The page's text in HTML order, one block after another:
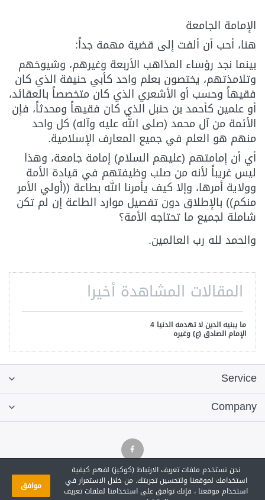
الإمامة الجامعة
هنا، أحب أن ألفت إلى قضية مهمة جداً:
بينما نجد رؤساء المذاهب الأربعة وغيرهم، وشيوخهم
وتلامذتهم، يختصون بعلم واحد كأبي حنيفة الذي كان
فقيهاً وحسب أو الأشعري الذي كان متخصصاً بالعقائد،
أو علمين كأحمد بن حنبل الذي كان فقيهاً ومحدثاً، فإن
الأئمة من آل محمد (صلى الله عليه وآله) كل واحد
منهم هو العلم في جميع المعارف الإسلامية.
أي أن إمامتهم (عليهم السلام) إمامة جامعة، وهذا
ليس غريباً لأنه من صلب وظيفتهم في قيادة الأمة
وولاية أمرها، وإلا كيف يأمرنا الله بطاعة ((أولي الأمر
منكم)) بالإطلاق دون تفصيل موارد الطاعة إن لم تكن
شاملة لجميع ما تحتاجه الأمة؟
والحمد لله رب العالمين.
المقالات المشاهدة أخيرا
ما يبنيه الدين لا تهدمه الدنيا 4
الإمام الصادق (ع) وغيره
Service
Company
حقوق النقل والنسخ محفوظة © 2018 : عند النسخ أو النقل من هذا الموقع لا يجوز
نحن نستخدم ملفات تعريف الارتباط (كوكيز) لفهم كيفية
استخدامك لموقعنا ولتحسين تجربتك. من خلال الاستمرار في
استخدام موقعنا ، فإنك توافق على استخدامنا لملفات تعريف موافق